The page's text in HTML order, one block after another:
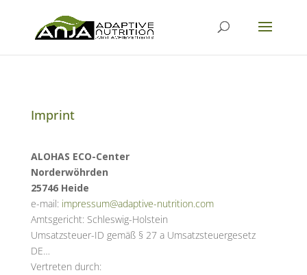
Imprint
ALOHAS ECO-Center
Norderwöhrden
25746 Heide
e-mail: impressum@adaptive-nutrition.com
Amtsgericht: Schleswig-Holstein
Umsatzsteuer-ID gemäß § 27 a Umsatzsteuergesetz
DE…
Vertreten durch: